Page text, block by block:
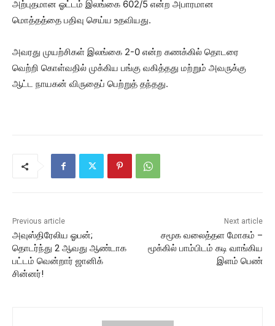
அற்புதமான ஓட்டம் இலங்கை 602/5 என்ற அபாரமான
மொத்தத்தை பதிவு செய்ய உதவியது.
அவரது முயற்சிகள் இலங்கை 2-0 என்ற கணக்கில் தொடரை
வெற்றி கொள்வதில் முக்கிய பங்கு வகித்தது மற்றும் அவருக்கு
ஆட்ட நாயகன் விருதைப் பெற்றுத் தந்தது.
Previous article
அவுஸ்திரேலிய ஓபன்;
தொடர்ந்து 2 ஆவது ஆண்டாக
பட்டம் வென்றார் ஜானிக்
சின்னர்!
Next article
சமூக வலைத்தள மோகம் –
மூக்கில் பாம்பிடம் கடி வாங்கிய
இளம் பெண்